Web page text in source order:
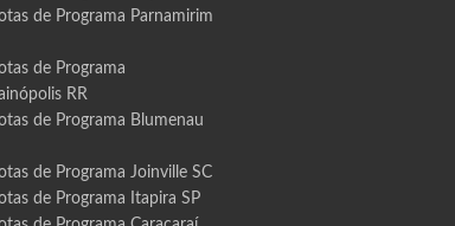
de Programa Parnamirim
de Programa
RR
de Programa Blumenau
de Programa Joinville SC
de Programa Itapira SP